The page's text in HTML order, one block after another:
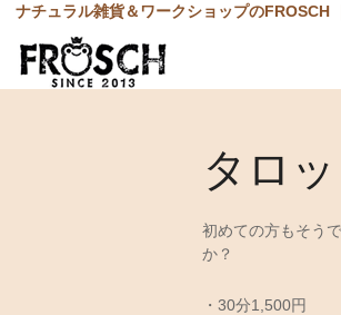
ナチュラル雑貨＆ワークショップのFROSCH
タロ
初めての方もそう
か？
・30分1,500円